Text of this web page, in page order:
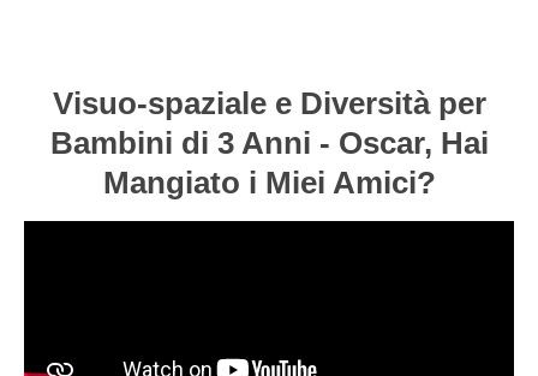
Visuo-spaziale e Diversità per
Bambini di 3 Anni - Oscar, Hai
Mangiato i Miei Amici?